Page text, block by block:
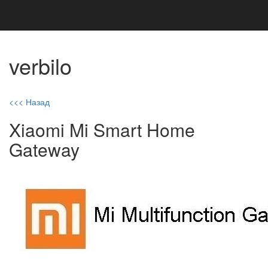
verbilo
<<< Назад
Xiaomi Mi Smart Home
Gateway